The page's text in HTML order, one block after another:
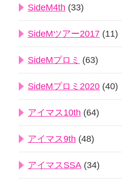
SideM4th (33)
SideMツアー2017 (11)
SideMプロミ (63)
SideMプロミ2020 (40)
アイマス10th (64)
アイマス9th (48)
アイマスSSA (34)